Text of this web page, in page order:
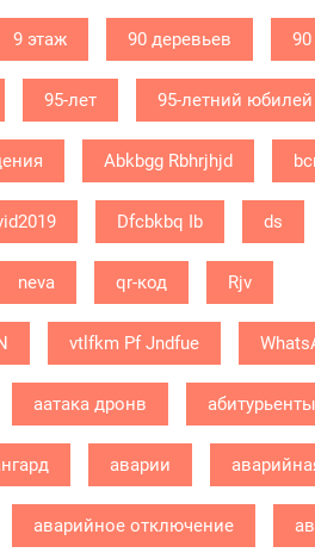
9 этаж 90 деревьев
95-лет 95-летний юбилей
Abkbgg Rbhrjhjd
Dfcbkbq Ib ds
neva qr-код Rjv
vtlfkm Pf Jndfue
аатака дронв абитурьенты
аварии
аварийное отключение